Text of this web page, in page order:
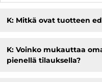
K: Mitkä ovat tuotteen
K: Voinko mukauttaa
pienellä tilauksella?